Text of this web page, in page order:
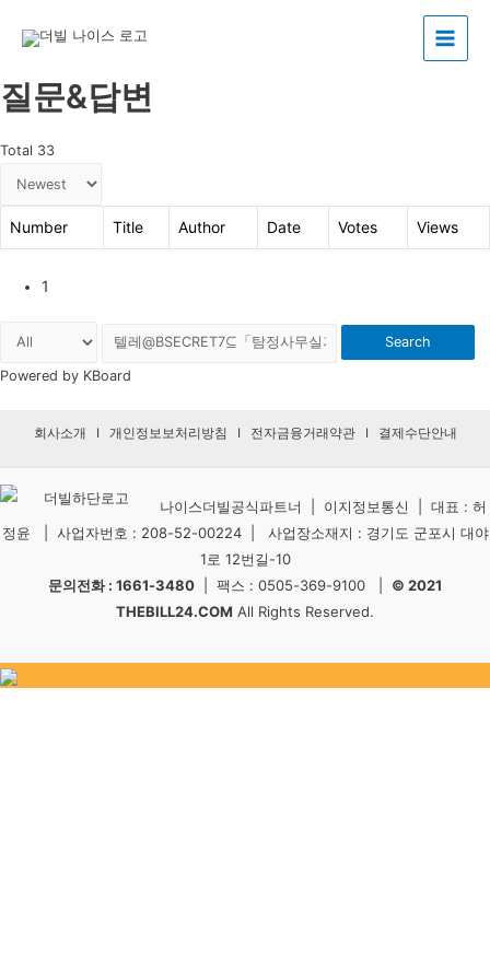
Main
질문&답변
Total 33
Number Title Author Date Votes Views
1
Search
Powered by KBoard
회사소개 I 개인정보보처리방침 I 전자금융거래약관I 결제수단안내
나이스더빌공식파트너 | 이지정보통신 | 대표 : 허
정윤 | 사업자번호 : 208-52-00224 | 사업장소재지 : 경기도 군포시 대야
1로 12번길-10
문의전화 : 1661-3480 | 팩스 : 0505-369-9100 | © 2021
THEBILL24.COM All Rights Reserved.